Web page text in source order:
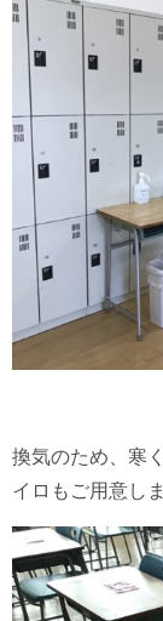
換気のため、寒
イロもご用意し